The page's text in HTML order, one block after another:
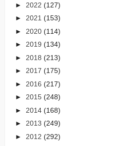
► 2022 (127)
► 2021 (153)
► 2020 (114)
► 2019 (134)
► 2018 (213)
► 2017 (175)
► 2016 (217)
► 2015 (248)
► 2014 (168)
► 2013 (249)
► 2012 (292)